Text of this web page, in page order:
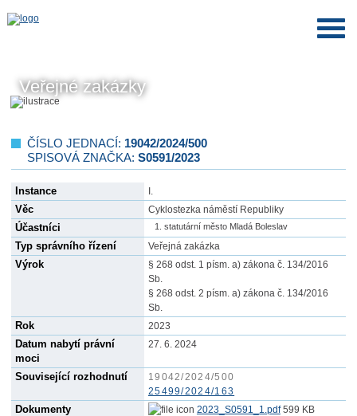
Veřejné zakázky
ČÍSLO JEDNACÍ: 19042/2024/500
SPISOVÁ ZNAČKA: S0591/2023
Instance I.
Věc Cyklostezka náměstí Republiky
Účastníci statutární město Mladá Boleslav
Typ správního řízení Veřejná zakázka
Výrok
§ 268 odst. 1 písm. a) zákona č. 134/2016
Sb.
§ 268 odst. 2 písm. a) zákona č. 134/2016
Sb.
Rok 2023
Datum nabytí právní
moci
27. 6. 2024
Související rozhodnutí
19042/2024/500
25499/2024/163
Dokumenty 2023_S0591_1.pdf599 KB